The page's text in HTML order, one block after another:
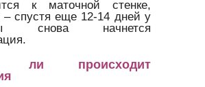
к маточной стенке,
– спустя еще 12-14 дней у
снова начнется
ли происходит